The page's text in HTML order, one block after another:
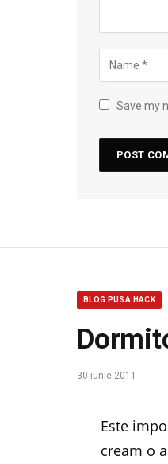
Save my
BLOG PUSA HACK
30 iunie 2011
Este
cream o